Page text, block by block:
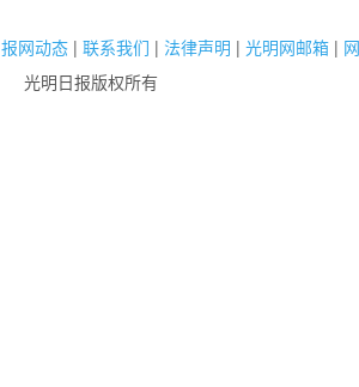
报网动态 | 联系我们 | 法律声明 | 光明网邮箱 |
光明日报版权所有